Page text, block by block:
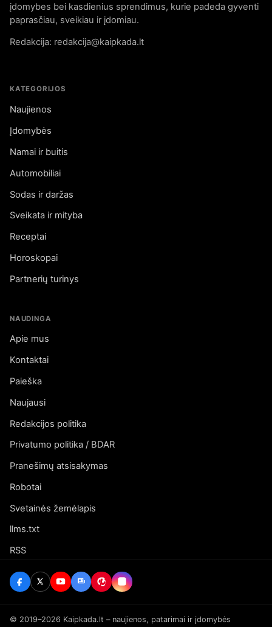
įdomybes bei kasdienius sprendimus, kurie padeda gyventi
paprasčiau, sveikiau ir įdomiau.
Redakcija: redakcija@kaipkada.lt
KATEGORIJOS
Naujienos
Įdomybės
Namai ir buitis
Automobiliai
Sodas ir daržas
Sveikata ir mityba
Receptai
Horoskopai
Partnerių turinys
NAUDINGA
Apie mus
Kontaktai
Paieška
Naujausi
Redakcijos politika
Privatumo politika / BDAR
Pranešimų atsisakymas
Robotai
Svetainės žemėlapis
llms.txt
RSS
© 2019–2026 Kaipkada.lt – naujienos, patarimai ir įdomybės